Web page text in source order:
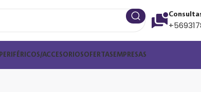
PERIFÉRICOS/ACCESORIOSOFERTAS EMPRESAS